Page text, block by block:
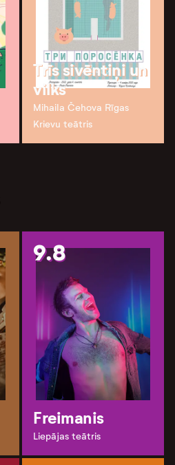
Trīs sivēntiņi un
vilks
Mihaila Čehova Rīgas
Krievu teātris
9.8
Freimanis
Liepājas teātris